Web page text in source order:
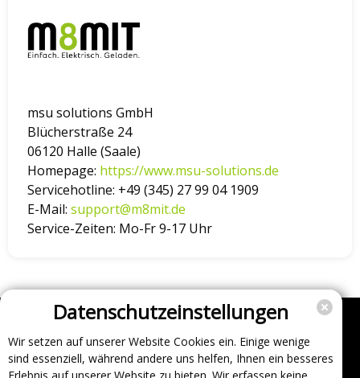
msu solutions GmbH
Blücherstraße 24
06120 Halle (Saale)
Homepage: https://www.msu-solutions.de
Servicehotline: +49 (345) 27 99 04 1909
E-Mail: support@m8mit.de
Service-Zeiten: Mo-Fr 9-17 Uhr
Unternehmen
Datenschutzeinstellungen
Wir setzen auf unserer Website Cookies ein. Einige wenige
sind essenziell, während andere uns helfen, Ihnen ein besseres